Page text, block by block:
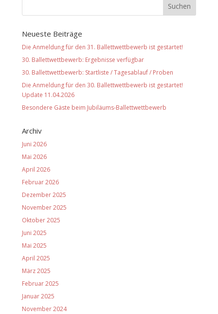
Neueste Beiträge
Die Anmeldung für den 31. Ballettwettbewerb ist gestartet!
30. Ballettwettbewerb: Ergebnisse verfügbar
30. Ballettwettbewerb: Startliste / Tagesablauf / Proben
Die Anmeldung für den 30. Ballettwettbewerb ist gestartet!
Update 11.04.2026
Besondere Gäste beim Jubiläums-Ballettwettbewerb
Archiv
Juni 2026
Mai 2026
April 2026
Februar 2026
Dezember 2025
November 2025
Oktober 2025
Juni 2025
Mai 2025
April 2025
März 2025
Februar 2025
Januar 2025
November 2024